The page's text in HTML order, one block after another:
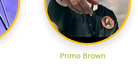
Primo Brown